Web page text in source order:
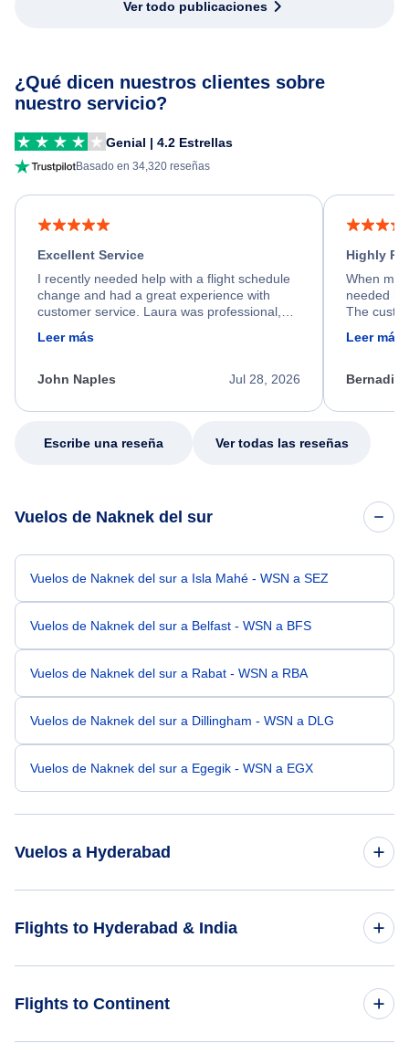
Ver todo publicaciones
¿Qué dicen nuestros clientes sobre
nuestro servicio?
Genial | 4.2 Estrellas
Basado en 34,320 reseñas
Excellent Service
I recently needed help with a flight schedule
change and had a great experience with
customer service. Laura was professional,
friendly, and very helpful throughout the
process. She quickly found a solution and
appreciate her excellent service.
Leer más
Jul 28, 2026
John Naples
Highly
When my
needed
The
calm,
my issue.
Leer más
Escribe una reseña Ver todas las reseñas
Vuelos de Naknek del sur
Vuelos de Naknek del sur a Isla Mahé - WSN a SEZ
Vuelos de Naknek del sur a Belfast - WSN a BFS
Vuelos de Naknek del sur a Rabat - WSN a RBA
Vuelos de Naknek del sur a Dillingham - WSN a DLG
Vuelos de Naknek del sur a Egegik - WSN a EGX
Vuelos a Hyderabad
Vuelos de Sioux City a Hyderabad - SUX a HYD
Flights to Hyderabad & India
Flights to Continent